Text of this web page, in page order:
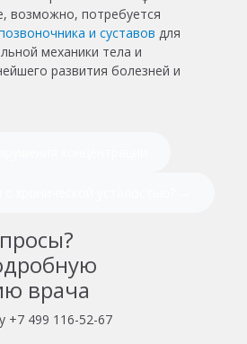
возможно, потребуется
и суставов для
механики тела и
развития болезней и
врача
+7 499 116-52-67